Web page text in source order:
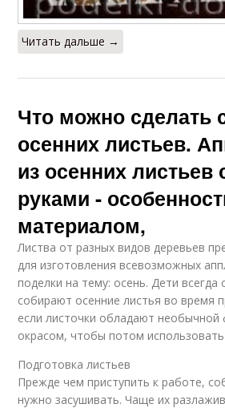
Читать дальше →
Что можно сделать
осенних листьев.
из осенних листьев
руками -
материалом,
Листва от разных видов деревьев
для изготовления всевозможных
поделки на тему: осень. Дети всегда
собирают осенние листья во время
если листочки обладают
окрасом, чтобы потом
Подготовка листьев
Прежде чем приступить к работе,
нужно засушивать. Чаще их